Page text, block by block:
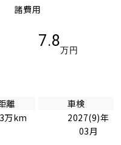
諸費用
7.8
万円
離
万km
車検
2027(9)年
03月